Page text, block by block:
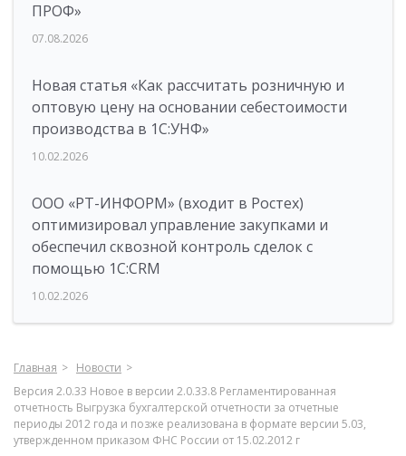
ПРОФ»
07.08.2026
Новая статья «Как рассчитать розничную и
оптовую цену на основании себестоимости
производства в 1С:УНФ»
10.02.2026
ООО «РТ-ИНФОРМ» (входит в Ростех)
оптимизировал управление закупками и
обеспечил сквозной контроль сделок с
помощью 1С:CRM
10.02.2026
Главная
Новости
Версия 2.0.33 Новое в версии 2.0.33.8 Регламентированная
отчетность Выгрузка бухгалтерской отчетности за отчетные
периоды 2012 года и позже реализована в формате версии 5.03,
утвержденном приказом ФНС России от 15.02.2012 г